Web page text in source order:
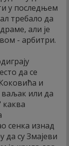
у последњем
требало да
али је
- арбитри.
да се
и
ваљак или да
каква
сенка изнад
да су Змајеви